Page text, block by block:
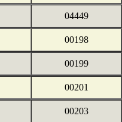
04449
00198
00199
00201
00203